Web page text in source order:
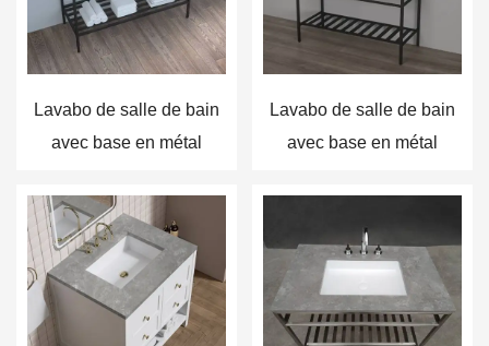
Lavabo de salle de bain
avec base en métal
Lavabo de salle de bain
avec base en métal